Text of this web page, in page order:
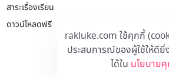
rakluke.com ใช้คุกกี้
ประสบการณ์ของผู้ใช้ให้ดี
ได้ใน นโยบาย
สาระเรื่องเรียน
ดาวน์โหลดฟรี